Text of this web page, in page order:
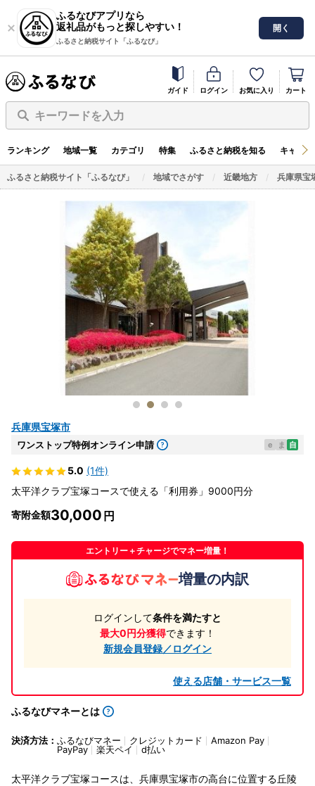
ふるなびアプリなら
返礼品がもっと探しやすい！
ふるさと納税サイト「ふるなび」
開く
ガイド ログイン お気に入り カート
キーワードを入力
ランキング 地域一覧 カテゴリ 特集 ふるさと納税を知る キャン
ふるさと納税サイト「ふるなび」 地域でさがす 近畿地方 兵庫県宝
兵庫県宝塚市
ワンストップ特例オンライン申請 e ま 自
5.0 (1件)
太平洋クラブ宝塚コースで使える「利用券」9000円分
寄附金額30,000
エントリー＋チャージでマネー増量！
増量の内訳
ログインして条件を満たすと
最大0円分獲得できます！
新規会員登録／ログイン
使える店舗・サービス一覧
ふるなびマネーとは
決済方法： ふるなびマネー クレジットカード
Amazon Pay
PayPay
楽天ペイ d払い
太平洋クラブ宝塚コースは、兵庫県宝塚市の高台に位置する丘陵